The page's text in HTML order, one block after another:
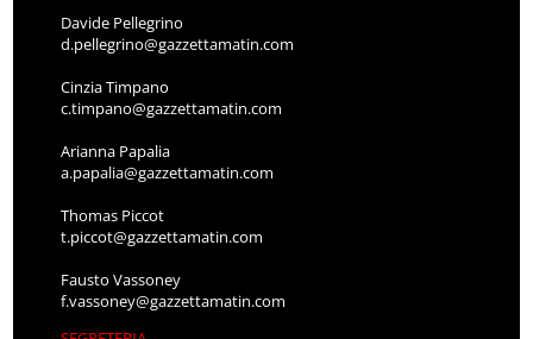
Davide Pellegrino
d.pellegrino@gazzettamatin.com
Cinzia Timpano
c.timpano@gazzettamatin.com
Arianna Papalia
a.papalia@gazzettamatin.com
Thomas Piccot
t.piccot@gazzettamatin.com
Fausto Vassoney
f.vassoney@gazzettamatin.com